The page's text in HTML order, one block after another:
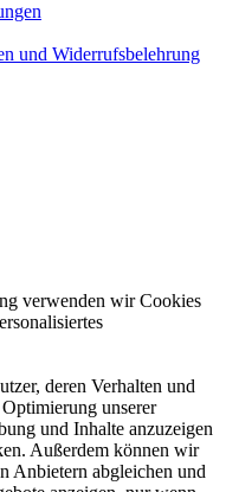
und Widerrufsbelehrung
verwenden wir Cookies
deren Verhalten und
unserer
und Inhalte anzuzeigen
Außerdem können wir
Anbietern abgleichen und